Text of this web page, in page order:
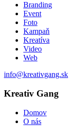
Branding
Event
Foto
Kampaň
Kreatíva
Video
Web
info@kreativgang.sk
Kreativ Gang
Domov
O nás